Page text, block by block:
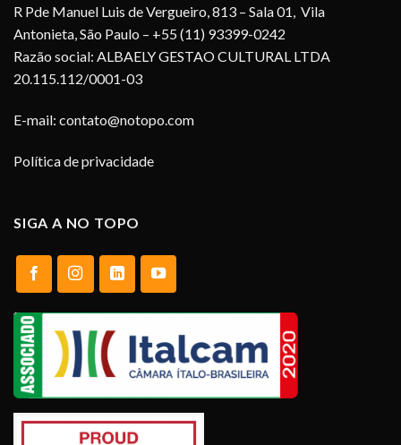
R Pde Manuel Luis de Vergueiro, 813 – Sala 01, Vila
Antonieta, São Paulo – +55 (11) 93399-0242
Razão social: ALBAELY GESTAO CULTURAL LTDA
20.115.112/0001-03
E-mail: contato@notopo.com
Política de privacidade
SIGA A NO TOPO